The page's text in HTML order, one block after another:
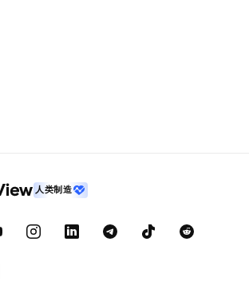
前几日提到的海马汽车一样 1.等回踩，
： 股价周线级别有效跌破 34.5。这意
板块整体走弱和大盘的系统性风险是外
惕。 北摩高科当前走势呈现典型的“大
回撤、看承接。 对于具备风险承受能
。 温馨提示： 本文内容仅为个人投资
人类制造